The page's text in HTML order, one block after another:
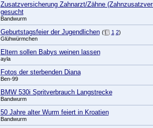
Zusatzversicherung Zahnarzt/Zähne
gesucht
Bandwurm
Geburtstagsfeier der Jugendlichen ( 1 2)
Glühwürmchen
Eltern sollen Babys weinen lassen
ayla
Fotos der sterbenden Diana
Ben-99
BMW 530i Spritverbrauch Langstrecke
Bandwurm
50 Jahre alter Wurm feiert in Kroatien
Bandwurm